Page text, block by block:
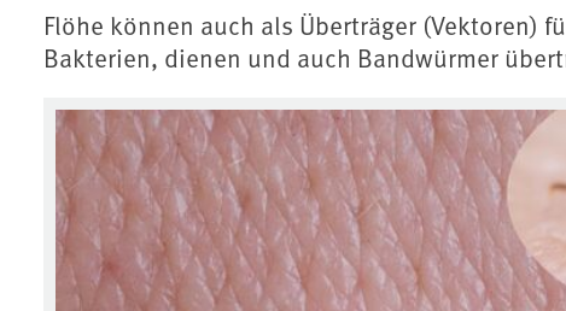
Flöhe können auch als Überträger (Vektoren)
Bakterien, dienen und auch Bandwürmer